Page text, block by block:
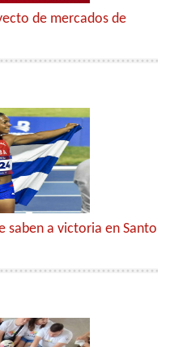
de mercados de
saben a victoria en Santo